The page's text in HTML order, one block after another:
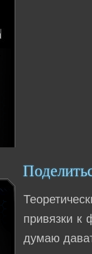
привязки к
думаю